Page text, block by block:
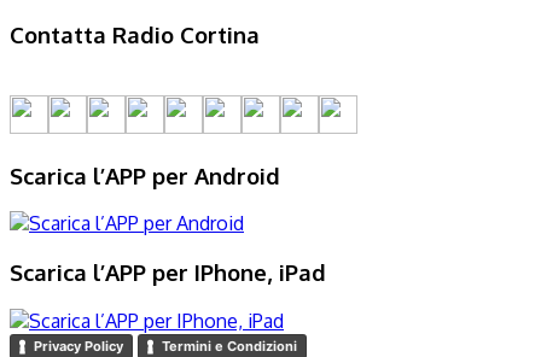
Contatta Radio Cortina
Scarica l’APP per Android
Scarica l’APP per IPhone, iPad
Privacy Policy Termini e Condizioni